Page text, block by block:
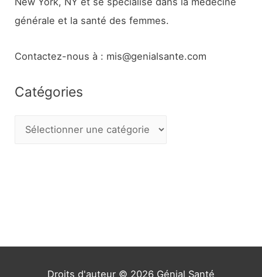
générale et la santé des femmes.
Contactez-nous à : mis@genialsante.com
Catégories
Droits d'auteur © 2026 Génial Santé